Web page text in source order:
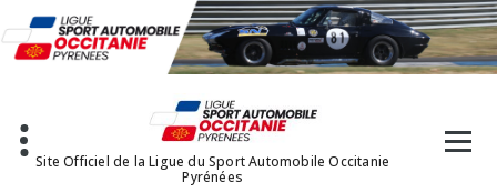
au
contenu
Site Officiel de la Ligue du Sport Automobile Occitanie
Pyrénées